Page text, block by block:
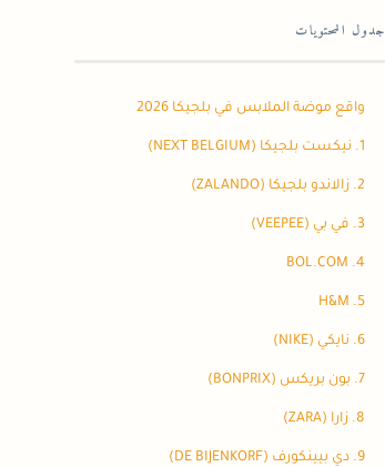
جدول المحتويات
واقع موضة الملابس في بلجيكا 2026
1. نيكست بلجيكا (NEXT BELGIUM)
2. زالاندو بلجيكا (ZALANDO)
3. في بي (VEEPEE)
4. BOL.COM
5. H&M
6. نايكي (NIKE)
7. بون بريكس (BONPRIX)
8. زارا (ZARA)
9. دي بيينكورف (DE BIJENKORF)